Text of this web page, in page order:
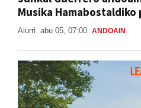
Aiurri abu 05, 07:00